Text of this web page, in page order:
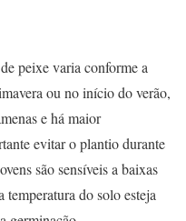
peixe varia conforme a
ou no início do verão,
e há maior
evitar o plantio durante
são sensíveis a baixas
temperatura do solo esteja